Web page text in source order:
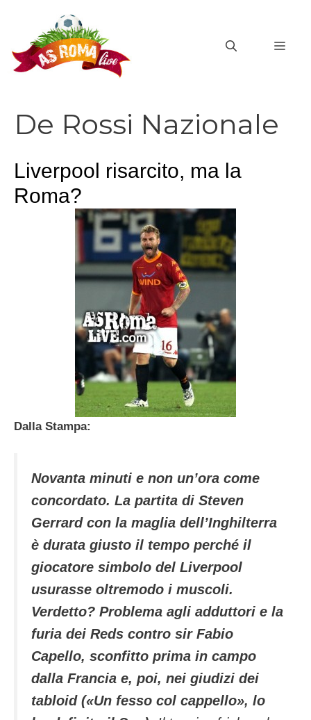
contenuto
De Rossi Nazionale
Liverpool risarcito, ma la
Roma?
Dalla Stampa:
Novanta minuti e non un’ora come
concordato. La partita di Steven
Gerrard con la maglia dell’Inghilterra
è durata giusto il tempo perché il
giocatore simbolo del Liverpool
usurasse oltremodo i muscoli.
Verdetto? Problema agli adduttori e la
furia dei Reds contro sir Fabio
Capello, sconfitto prima in campo
dalla Francia e, poi, nei giudizi dei
tabloid («Un fesso col cappello», lo